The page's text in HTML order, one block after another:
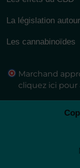
La législation
Les cannabinoïdes
Marchand
cliquez ici